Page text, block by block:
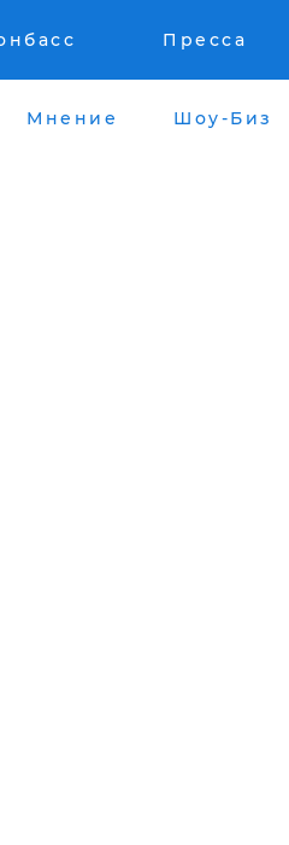
Пресса
Мнение Шоу-Биз